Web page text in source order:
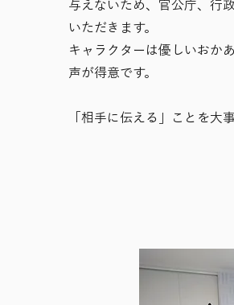
与えないため、官公庁、行
いただきます。
キャラクターは優しいおか
声が得意です。
「相手に伝える」ことを大